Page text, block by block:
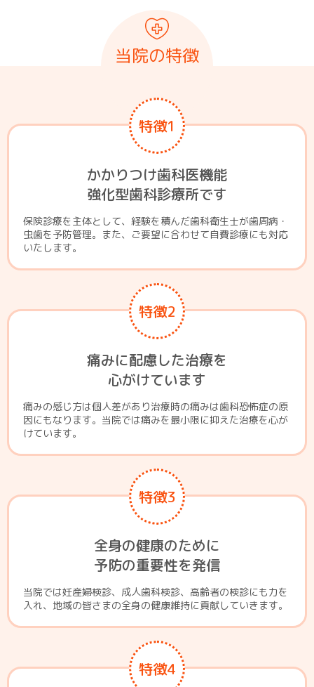
当院の特徴
特徴1
かかりつけ歯科医機能
強化型歯科診療所です
保険診療を主体として、経験を積んだ歯科衛生士が歯周病・
虫歯を予防管理。また、ご要望に合わせて自費診療にも対応
いたします。
特徴2
痛みに配慮した治療を
心がけています
痛みの感じ方は個人差があり治療時の痛みは歯科恐怖症の原
因にもなります。当院では痛みを最小限に抑えた治療を心が
けています。
特徴3
全身の健康のために
予防の重要性を発信
当院では妊産婦検診、成人歯科検診、高齢者の検診にも力を
入れ、地域の皆さまの全身の健康維持に貢献していきます。
特徴4